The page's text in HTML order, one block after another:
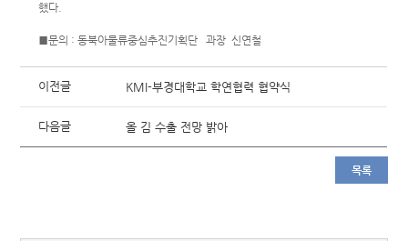
했다.
■문의 : 동북아물류중심추진기획단 과장 신연철
이전글 KMI-부경대학교 학연협력 협약식
다음글 올 김 수출 전망 밝아
목록